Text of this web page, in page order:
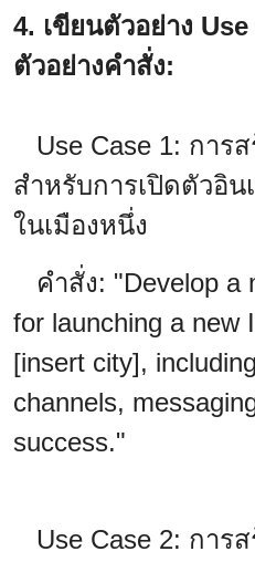
4. เขียนตัวอย่าง
ตัวอย่างคำสั่ง:
Use Case 1: การ
สำหรับการเปิดตัวอิน
ในเมืองหนึ่ง
คำสั่ง: "Develop a
for launching a new
[insert city],
channels,
success."
Use Case 2: การ